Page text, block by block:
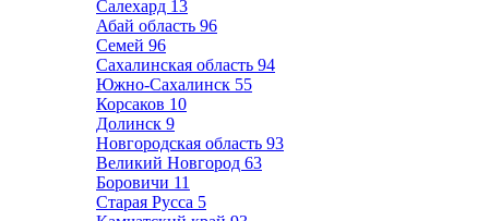
Салехард 13
Абай область 96
Семей 96
Сахалинская область 94
Южно-Сахалинск 55
Корсаков 10
Долинск 9
Новгородская область 93
Великий Новгород 63
Боровичи 11
Старая Русса 5